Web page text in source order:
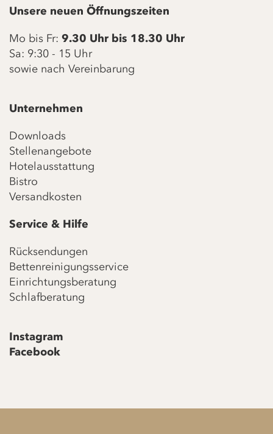
Unsere neuen Öffnungszeiten
Mo bis Fr: 9.30 Uhr bis 18.30 Uhr
Sa: 9:30 - 15 Uhr
sowie nach Vereinbarung
Unternehmen
Downloads
Stellenangebote
Hotelausstattung
Bistro
Versandkosten
Service & Hilfe
Rücksendungen
Bettenreinigungsservice
Einrichtungsberatung
Schlafberatung
Instagram
Facebook